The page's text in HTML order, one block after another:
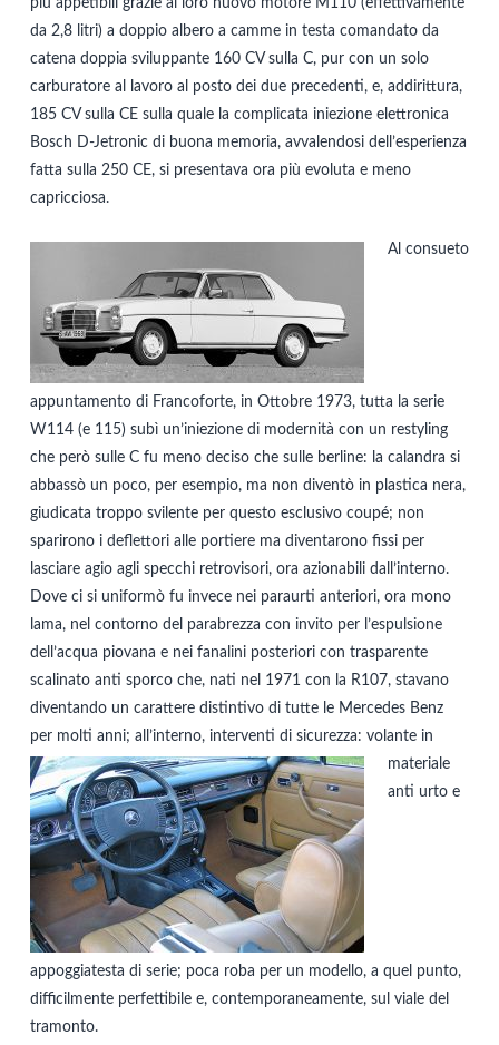
più appetibili grazie al loro nuovo motore M110 (effettivamente
da 2,8 litri) a doppio albero a camme in testa comandato da
catena doppia sviluppante 160 CV sulla C, pur con un solo
carburatore al lavoro al posto dei due precedenti, e, addirittura,
185 CV sulla CE sulla quale la complicata iniezione elettronica
Bosch D-Jetronic di buona memoria, avvalendosi dell’esperienza
fatta sulla 250 CE, si presentava ora più evoluta e meno
capricciosa.
Al consueto
appuntamento di Francoforte, in Ottobre 1973, tutta la serie
W114 (e 115) subì un’iniezione di modernità con un restyling
che però sulle C fu meno deciso che sulle berline: la calandra si
abbassò un poco, per esempio, ma non diventò in plastica nera,
giudicata troppo svilente per questo esclusivo coupé; non
sparirono i deflettori alle portiere ma diventarono fissi per
lasciare agio agli specchi retrovisori, ora azionabili dall’interno.
Dove ci si uniformò fu invece nei paraurti anteriori, ora mono
lama, nel contorno del parabrezza con invito per l’espulsione
dell’acqua piovana e nei fanalini posteriori con trasparente
scalinato anti sporco che, nati nel 1971 con la R107, stavano
diventando un carattere distintivo di tutte le Mercedes Benz
per molti anni; all’interno, interventi di sicurezza: volante in
materiale
anti urto e
appoggiatesta di serie; poca roba per un modello, a quel punto,
difficilmente perfettibile e, contemporaneamente, sul viale del
tramonto.